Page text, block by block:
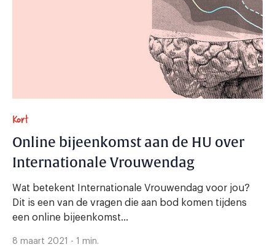
Kort
Online bijeenkomst aan de HU over
Internationale Vrouwendag
Wat betekent Internationale Vrouwendag voor jou?
Dit is een van de vragen die aan bod komen tijdens
een online bijeenkomst...
8 maart 2021 - 1 min.